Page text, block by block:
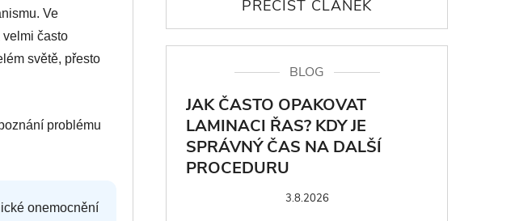
Ve
velmi často
světě, přesto
problému
onemocnění
BLOG
JAK ČASTO OPAKOVAT
LAMINACI ŘAS? KDY JE
SPRÁVNÝ ČAS NA DALŠÍ
PROCEDURU
3.8.2026